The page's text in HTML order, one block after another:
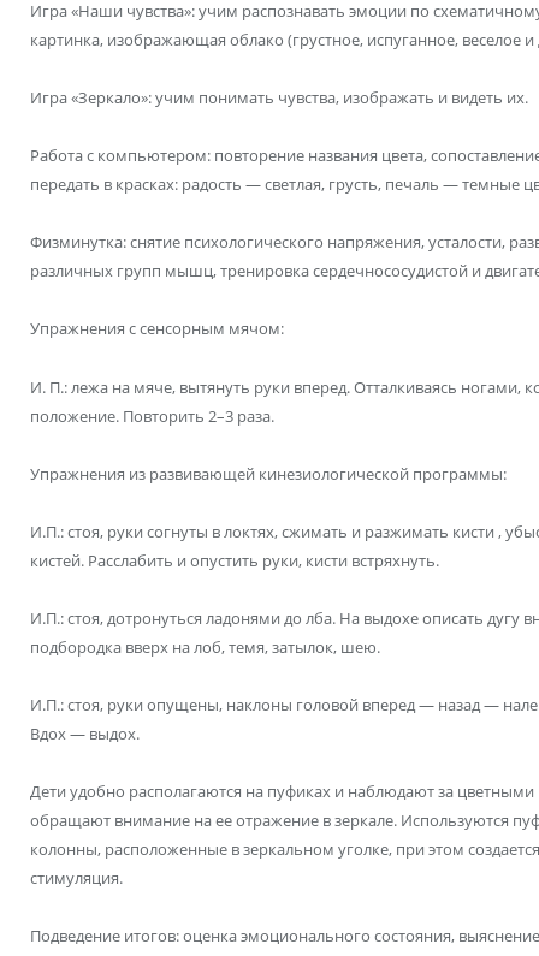
Игра «Наши чувства»: учим распознавать эмоции по
картинка, изображающая облако (грустное, испуганное, веселое и
Игра «Зеркало»: учим понимать чувства, изображать и видеть их.
Работа с компьютером: повторение названия цвета,
передать в красках: радость — светлая, грусть, печаль — темные
Физминутка: снятие психологического напряжения, усталости,
различных групп мышц, тренировка сердечнососудистой и
Упражнения с сенсорным мячом:
И. П.: лежа на мяче, вытянуть руки вперед. Отталкиваясь ногами,
положение. Повторить 2–3 раза.
Упражнения из развивающей кинезиологической программы:
И.П.: стоя, руки согнуты в локтях, сжимать и разжимать кисти ,
кистей. Расслабить и опустить руки, кисти встряхнуть.
И.П.: стоя, дотронуться ладонями до лба. На выдохе описать дугу
подбородка вверх на лоб, темя, затылок, шею.
И.П.: стоя, руки опущены, наклоны головой вперед — назад —
Вдох — выдох.
Дети удобно располагаются на пуфиках и наблюдают за
обращают внимание на ее отражение в зеркале. Используются
колонны, расположенные в зеркальном уголке, при этом
стимуляция.
Подведение итогов: оценка эмоционального состояния,